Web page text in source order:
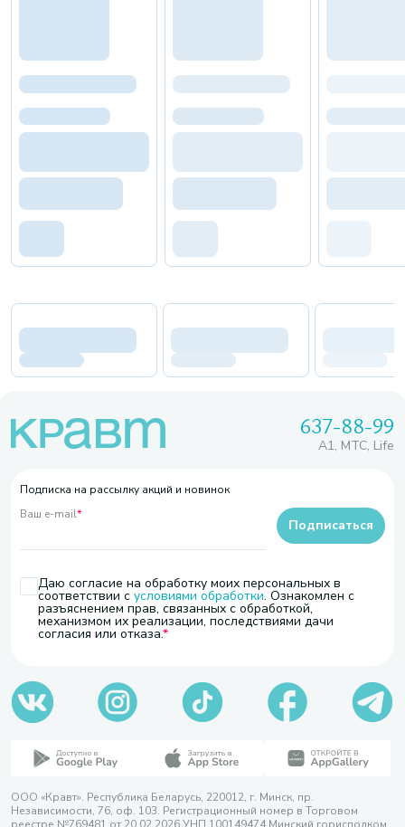
637-88-99
A1, МТС, Life
Подписка на рассылку акций и новинок
Ваш e-mail*
Даю согласие на обработку моих персональных в
соответствии с условиями обработки. Ознакомлен с
разъяснением прав, связанных с обработкой,
механизмом их реализации, последствиями дачи
согласия или отказа.
Подписаться
ООО «Кравт». Республика Беларусь, 220012, г. Минск, пр.
Независимости, 76, оф. 103. Регистрационный номер в Торговом